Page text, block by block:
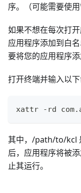
序。（可能需要使
如果不想在每次打
应用程序添加到白
要将您的应用程序
打开终端并输入以下
xattr -rd
其中，/path/to/kcl
后，应用程序将被
止其运行。